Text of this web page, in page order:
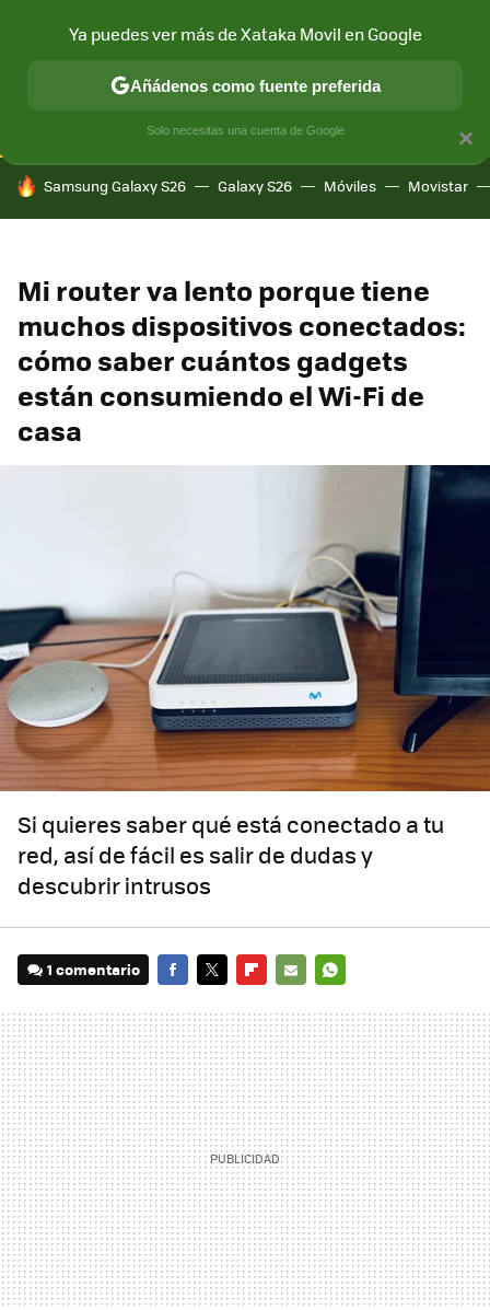
CONECTIVIDAD MÓVIL Y SOCIEDAD APLICACIONES
HOY SE HABLA DE
Samsung Galaxy S26 Galaxy S26 Móviles Movistar
Mi router va lento porque tiene
muchos dispositivos conectados:
cómo saber cuántos gadgets
están consumiendo el Wi-Fi de
casa
Si quieres saber qué está conectado a tu
red, así de fácil es salir de dudas y
descubrir intrusos
1 comentario
MAIL
×
Ya puedes ver más de Xataka Movil en Google
Añádenos como fuente preferida
Solo necesitas una cuenta de Google